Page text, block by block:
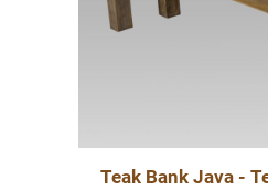
Teak Bank Java -